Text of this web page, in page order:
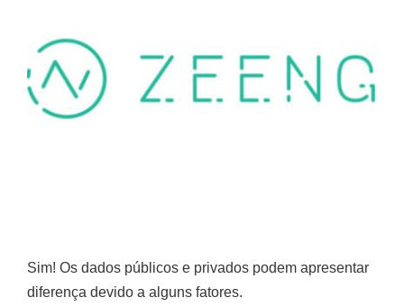
Sim! Os dados públicos e privados podem apresentar
diferença devido a alguns fatores.